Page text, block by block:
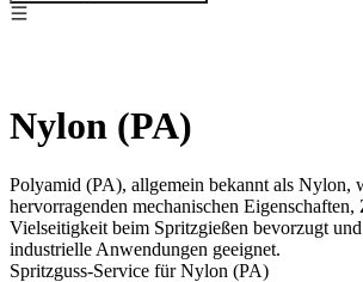
Nylon (PA)
Polyamid (PA), allgemein bekannt als Nylon,
hervorragenden mechanischen
Vielseitigkeit beim Spritzgießen bevorzugt
industrielle Anwendungen geeignet.
Spritzguss-Service für Nylon (PA)